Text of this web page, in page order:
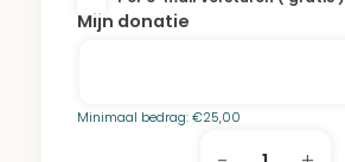
Mijn donatie
Minimaal bedrag:€25,00